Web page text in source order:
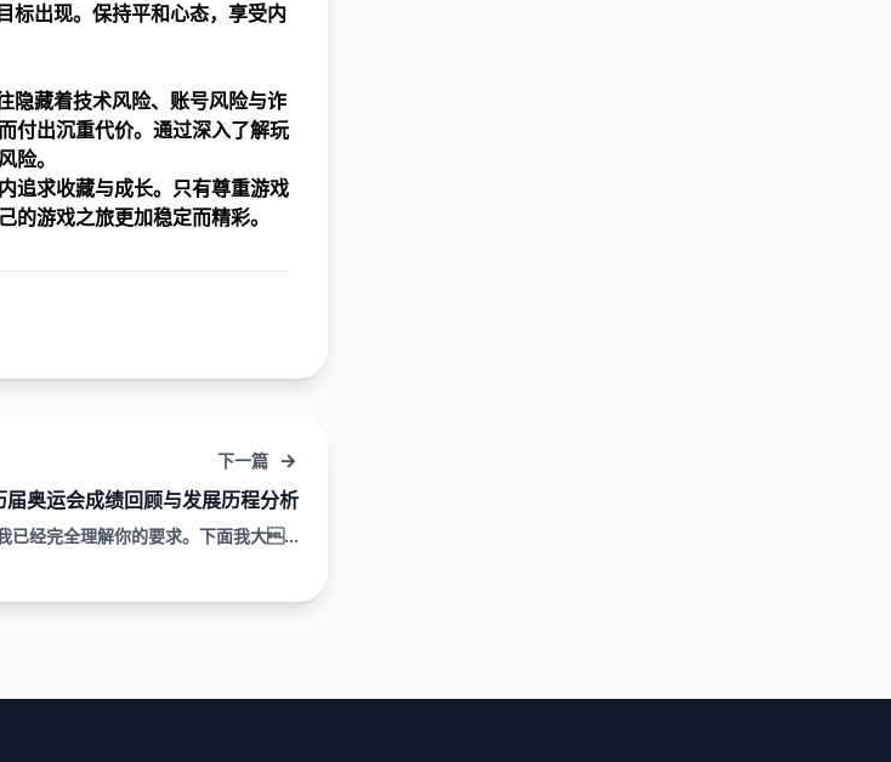
标出现。保持平和心态，享受内
隐藏着技术风险、账号风险与诈
付出沉重代价。通过深入了解玩
险。
追求收藏与成长。只有尊重游戏
游戏之旅更加稳定而精彩。
下一篇
届奥运会成绩回顾与发展历程分析
已经完全理解你的要求。下面我大...